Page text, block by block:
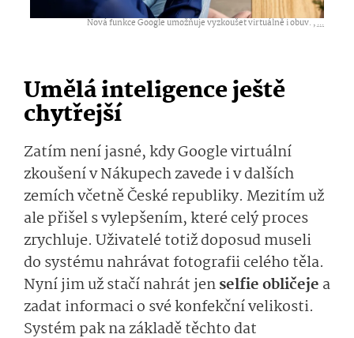
Nová funkce Google umožňuje vyzkoušet virtuálně i obuv. ,...
Umělá inteligence ještě
chytřejší
Zatím není jasné, kdy Google virtuální
zkoušení v Nákupech zavede i v dalších
zemích včetně České republiky. Mezitím už
ale přišel s vylepšením, které celý proces
zrychluje. Uživatelé totiž doposud museli
do systému nahrávat fotografii celého těla.
Nyní jim už stačí nahrát jenselfie obličeje a
zadat informaci o své konfekční velikosti.
Systém pak na základě těchto dat